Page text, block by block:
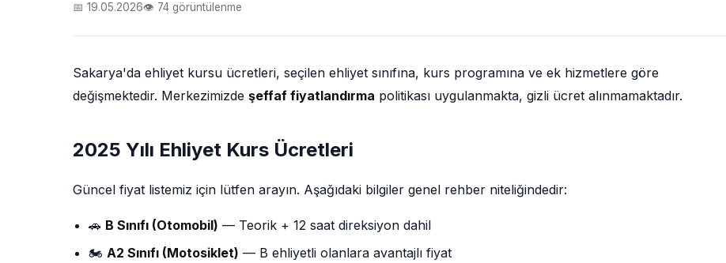
📅 19.05.2026👁 74 görüntülenme
Sakarya'da ehliyet kursu ücretleri, seçilen ehliyet sınıfına, kurs programına ve ek hizmetlere göre
değişmektedir. Merkezimizde şeffaf fiyatlandırma politikası uygulanmakta, gizli ücret alınmamaktadır.
2025 Yılı Ehliyet Kurs Ücretleri
Güncel fiyat listemiz için lütfen arayın. Aşağıdaki bilgiler genel rehber niteliğindedir:
🚗 B Sınıfı (Otomobil) — Teorik + 12 saat direksiyon dahil
🏍️ A2 Sınıfı (Motosiklet) — B ehliyetli olanlara avantajlı fiyat